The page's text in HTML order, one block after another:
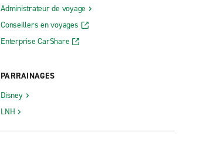
Administrateur de voyage
Conseillers en voyages
Enterprise CarShare
PARRAINAGES
Disney
LNH